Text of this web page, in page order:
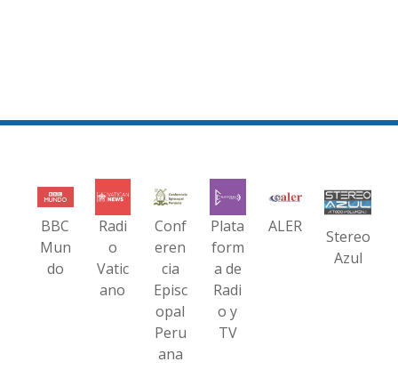
BBC
Mun
do
Radi
o
Vatic
ano
Conf
eren
cia
Episc
opal
Peru
ana
Plata
form
a de
Radi
o y
TV
ALER
Stereo
Azul